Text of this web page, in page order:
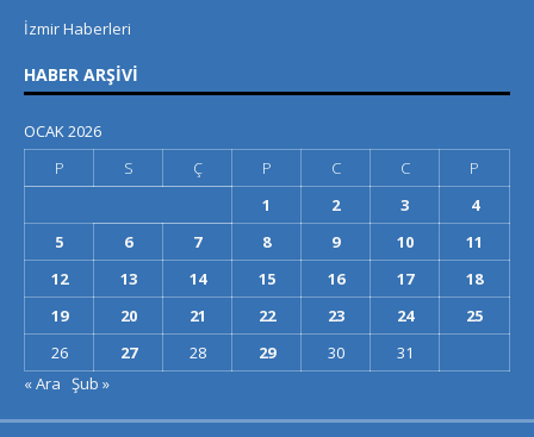
İzmir Haberleri
HABER ARŞIVI
OCAK 2026
P
S Ç P C C
P
1
2 3
4
5
6 7 8 9 10
11
12
13 14 15 16 17
18
19
20 21 22 23 24
25
26
27 28 29 30
31
« Ara Şub »